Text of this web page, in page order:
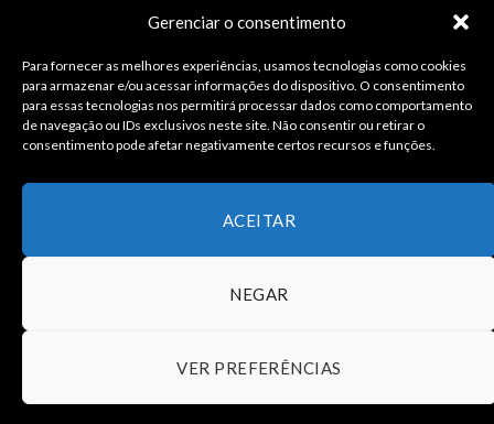
Gerenciar o consentimento
Para fornecer as melhores experiências, usamos tecnologias como cookies
para armazenar e/ou acessar informações do dispositivo. O consentimento
para essas tecnologias nos permitirá processar dados como comportamento
de navegação ou IDs exclusivos neste site. Não consentir ou retirar o
consentimento pode afetar negativamente certos recursos e funções.
ACEITAR
NEGAR
VER PREFERÊNCIAS
INFORMAÇÕES LEGAIS